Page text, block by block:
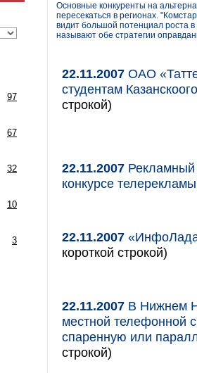
97
67
32
10
3
Основные конкуренты на
пересекаться в регионах.
видит большой потенциал роста
называют обе стратегии
22.11.2007 ОАО
студентам
строкой)
22.11.2007 Рекламный
конкурсе
22.11.2007
короткой строкой)
22.11.2007 В Нижнем
местной телефонной
спаренную или
строкой)